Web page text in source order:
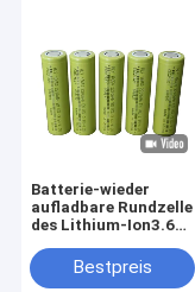
Batterie-wieder
aufladbare Rundzelle
des Lithium-Ion3.6v
Bestpreis